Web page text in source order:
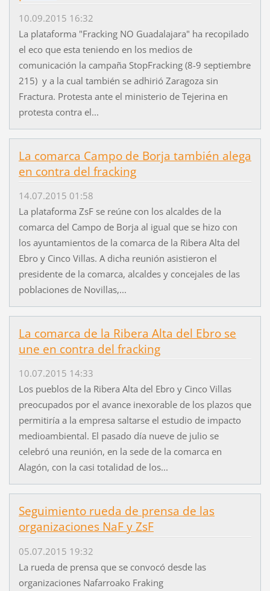
10.09.2015 16:32
La plataforma "Fracking NO Guadalajara" ha recopilado
el eco que esta teniendo en los medios de
comunicación la campaña StopFracking (8-9 septiembre
215) y a la cual también se adhirió Zaragoza sin
Fractura. Protesta ante el ministerio de Tejerina en
protesta contra el...
La comarca Campo de Borja también alega
en contra del fracking
14.07.2015 01:58
La plataforma ZsF se reúne con los alcaldes de la
comarca del Campo de Borja al igual que se hizo con
los ayuntamientos de la comarca de la Ribera Alta del
Ebro y Cinco Villas. A dicha reunión asistieron el
presidente de la comarca, alcaldes y concejales de las
poblaciones de Novillas,...
La comarca de la Ribera Alta del Ebro se
une en contra del fracking
10.07.2015 14:33
Los pueblos de la Ribera Alta del Ebro y Cinco Villas
preocupados por el avance inexorable de los plazos que
permitiría a la empresa saltarse el estudio de impacto
medioambiental. El pasado día nueve de julio se
celebró una reunión, en la sede de la comarca en
Alagón, con la casi totalidad de los...
Seguimiento rueda de prensa de las
organizaciones NaF y ZsF
05.07.2015 19:32
La rueda de prensa que se convocó desde las
organizaciones Nafarroako Fraking